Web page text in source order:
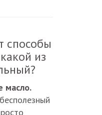
способы
из
масло.